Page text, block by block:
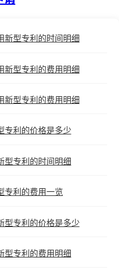
新型专利的时间明细
新型专利的费用明细
新型专利的费用明细
专利的价格是多少
型专利的时间明细
专利的费用一览
型专利的价格是多少
型专利的费用明细